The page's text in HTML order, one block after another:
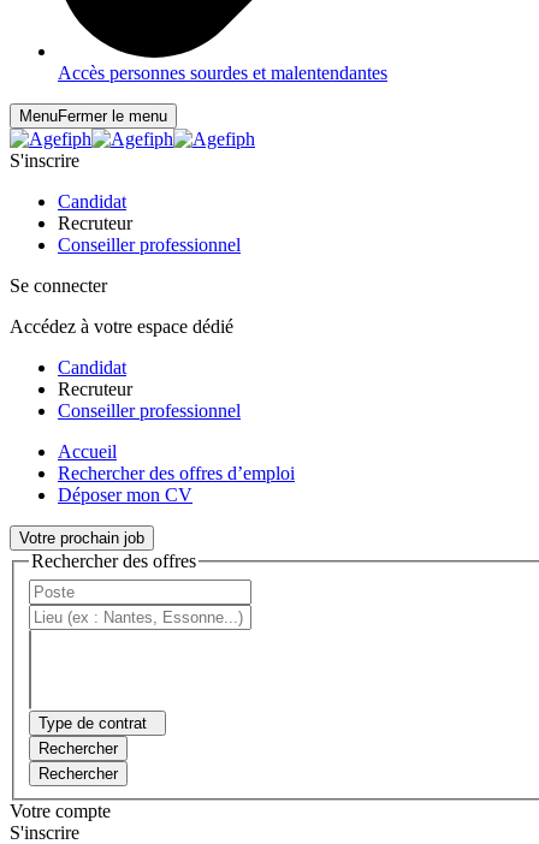
Accès personnes sourdes et malentendantes
MenuFermer le menu
S'inscrire
Candidat
Recruteur
Conseiller professionnel
Se connecter
Accédez à votre espace dédié
Candidat
Recruteur
Conseiller professionnel
Accueil
Rechercher des offres d’emploi
Déposer mon CV
Votre prochain job
Rechercher des offres
Type de contrat
Rechercher
Rechercher
Votre compte
S'inscrire